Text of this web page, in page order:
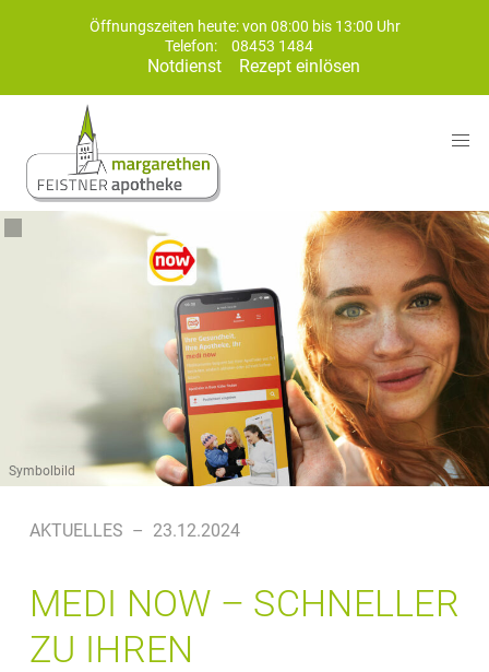
Öffnungszeiten heute: von 08:00 bis 13:00 Uhr
Telefon:
08453 1484
Notdienst Rezept einlösen
Symbolbild
AKTUELLES – 23.12.2024
MEDI NOW – SCHNELLER
ZU IHREN